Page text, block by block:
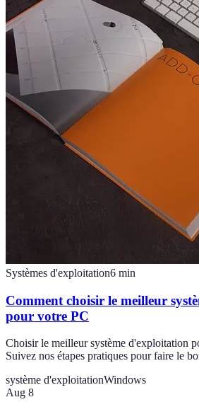
Systèmes d'exploitation6 min
Comment choisir le meilleur
pour votre PC
Choisir le meilleur système d'exploitation
Suivez nos étapes pratiques pour faire le
système d'exploitationWindows
Aug 8